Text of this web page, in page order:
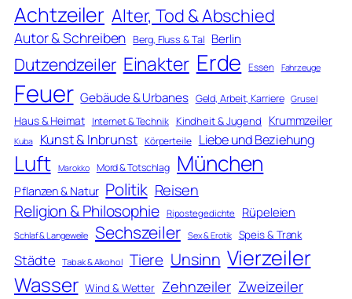
Achtzeiler Alter, Tod & Abschied
Autor & Schreiben Berg, Fluss & Tal Berlin
Dutzendzeiler Einakter Erde Essen Fahrzeuge
Feuer Gebäude & Urbanes Geld, Arbeit, Karriere Grusel
Haus & Heimat Internet & Technik Kindheit & Jugend Krummzeiler
Kuba Kunst & Inbrunst Körperteile Liebe und Beziehung
Luft Marokko Mord & Totschlag München
Pflanzen & Natur Politik Reisen
Religion & Philosophie Ripostegedichte Rüpeleien
Schlaf & Langeweile Sechszeiler Sex & Erotik Speis & Trank
Städte Tabak & Alkohol Tiere Unsinn Vierzeiler
Wasser Wind & Wetter Zehnzeiler Zweizeiler